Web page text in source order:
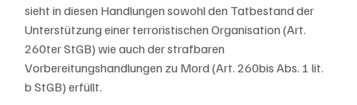
sieht in diesen Handlungen sowohl den Tatbestand der
Unterstützung einer terroristischen Organisation (Art.
260ter StGB) wie auch der strafbaren
Vorbereitungshandlungen zu Mord (Art. 260bis Abs. 1 lit.
b StGB) erfüllt.